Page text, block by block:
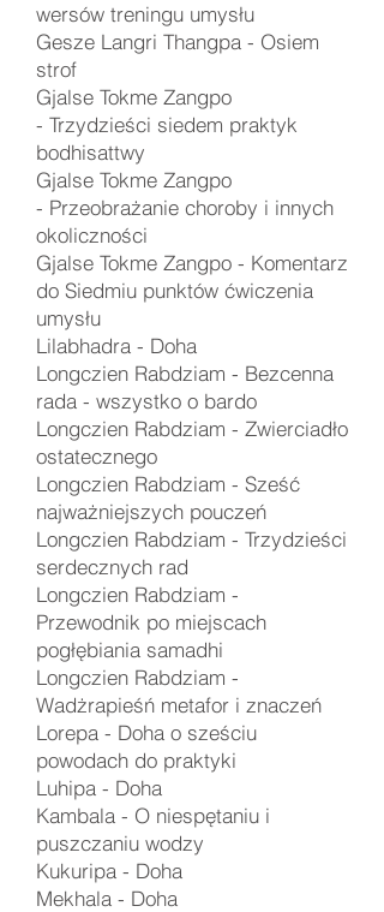
wersów treningu umysłu
Gesze Langri Thangpa - Osiem
strof
Gjalse Tokme Zangpo
- Trzydzieści siedem praktyk
bodhisattwy
Gjalse Tokme Zangpo
- Przeobrażanie choroby i innych
okoliczności
Gjalse Tokme Zangpo - Komentarz
do Siedmiu punktów ćwiczenia
umysłu
Lilabhadra - Doha
Longczien Rabdziam - Bezcenna
rada - wszystko o bardo
Longczien Rabdziam - Zwierciadło
ostatecznego
Longczien Rabdziam - Sześć
najważniejszych pouczeń
Longczien Rabdziam - Trzydzieści
serdecznych rad
Longczien Rabdziam -
Przewodnik po miejscach
pogłębiania samadhi
Longczien Rabdziam -
Wadżrapieśń metafor i znaczeń
Lorepa - Doha o sześciu
powodach do praktyki
Luhipa - Doha
Kambala - O niespętaniu i
puszczaniu wodzy
Kukuripa - Doha
Mekhala - Doha